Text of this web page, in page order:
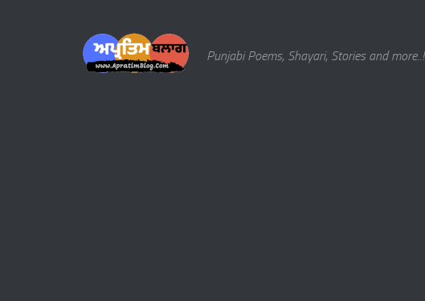
Punjabi Poems, Shayari, Stories and more..!